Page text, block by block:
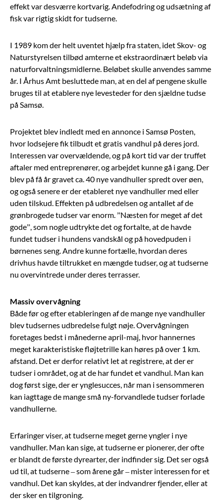
effekt var desværre kortvarig. Andefodring og udsætning af
fisk var rigtig skidt for tudserne.
I 1989 kom der helt uventet hjælp fra staten, idet Skov- og
Naturstyrelsen tilbød amterne et ekstraordinært beløb via
naturforvaltningsmidlerne. Beløbet skulle anvendes samme
år. I Århus Amt besluttede man, at en del af pengene skulle
bruges til at etablere nye levesteder for den sjældne tudse
på Samsø.
Projektet blev indledt med en annonce i Samsø Posten,
hvor lodsejere fik tilbudt et gratis vandhul på deres jord.
Interessen var overvældende, og på kort tid var der truffet
aftaler med entreprenører, og arbejdet kunne gå i gang. Der
blev på få år gravet ca. 40 nye vandhuller spredt over øen,
og også senere er der etableret nye vandhuller med eller
uden tilskud. Effekten på udbredelsen og antallet af de
grønbrogede tudser var enorm. ”Næsten for meget af det
gode”, som nogle udtrykte det og fortalte, at de havde
fundet tudser i hundens vandskål og på hovedpuden i
børnenes seng. Andre kunne fortælle, hvordan deres
drivhus havde tiltrukket en mængde tudser, og at tudserne
nu overvintrede under deres terrasser.
Massiv overvågning
Både før og efter etableringen af de mange nye vandhuller
blev tudsernes udbredelse fulgt nøje. Overvågningen
foretages bedst i månederne april-maj, hvor hannernes
meget karakteristiske fløjtetrille kan høres på over 1 km.
afstand. Det er derfor relativt let at registrere, at der er
tudser i området, og at de har fundet et vandhul. Man kan
dog først sige, der er ynglesucces, når man i sensommeren
kan iagttage de mange små ny-forvandlede tudser forlade
vandhullerne.
Erfaringer viser, at tudserne meget gerne yngler i nye
vandhuller. Man kan sige, at tudserne er pionerer, der ofte
er blandt de første dyrearter, der indfinder sig. Det ser også
ud til, at tudserne – som årene går – mister interessen for et
vandhul. Det kan skyldes, at der indvandrer fjender, eller at
der sker en tilgroning.